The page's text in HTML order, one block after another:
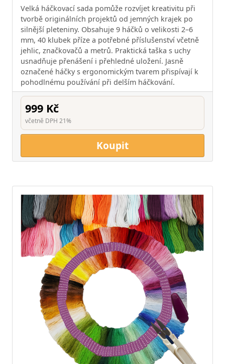
Velká háčkovací sada pomůže rozvíjet kreativitu při
tvorbě originálních projektů od jemných krajek po
silnější pleteniny. Obsahuje 9 háčků o velikosti 2–6
mm, 40 klubek příze a potřebné příslušenství včetně
jehlic, značkovačů a metrů. Praktická taška s uchy
usnadňuje přenášení i přehledné uložení. Jasně
označené háčky s ergonomickým tvarem přispívají k
pohodlnému používání při delším háčkování.
999 Kč
včetně DPH 21%
Koupit